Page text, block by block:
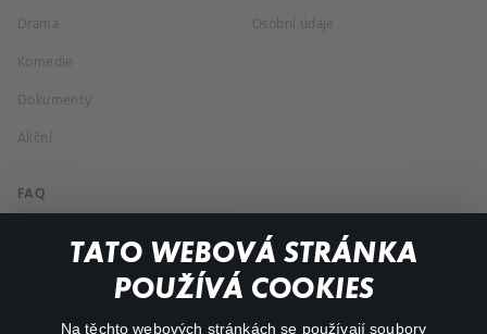
TATO WEBOVÁ STRÁNKA
POUŽÍVÁ COOKIES
Na těchto webových stránkách se používají soubory
Drama
Komedie
Dokumenty
Akční
Osobní údaje
FAQ
Můj účet
Důležité odkazy